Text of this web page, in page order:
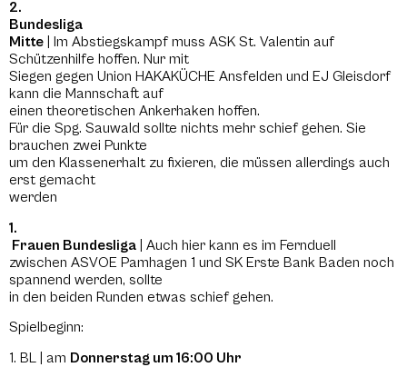
2.
Bundesliga
Mitte | Im Abstiegskampf muss ASK St. Valentin auf
Schützenhilfe hoffen. Nur mit
Siegen gegen Union HAKAKÜCHE Ansfelden und EJ Gleisdorf
kann die Mannschaft auf
einen theoretischen Ankerhaken hoffen.
Für die Spg. Sauwald sollte nichts mehr schief gehen. Sie
brauchen zwei Punkte
um den Klassenerhalt zu fixieren, die müssen allerdings auch
erst gemacht
werden
1.
Frauen Bundesliga | Auch hier kann es im Fernduell
zwischen ASVOE Pamhagen 1 und SK Erste Bank Baden noch
spannend werden, sollte
in den beiden Runden etwas schief gehen.
Spielbeginn:
1. BL | am Donnerstag um 16:00 Uhr